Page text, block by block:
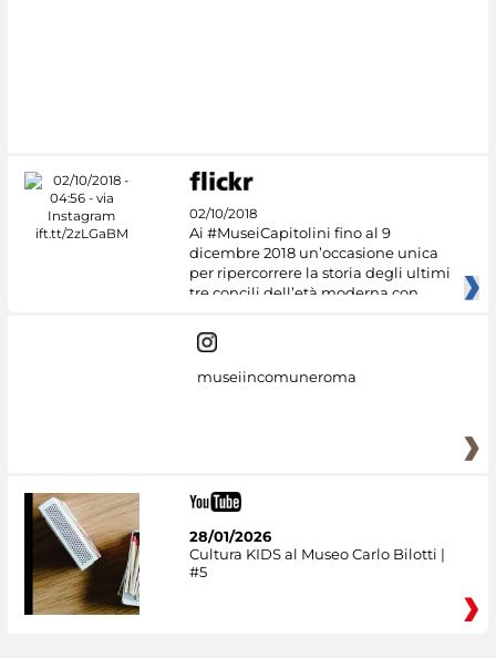
02/10/2018
Ai #MuseiCapitolini fino al 9
dicembre 2018 un’occasione unica
per ripercorrere la storia degli ultimi
tre concili dell’età moderna con
museiincomuneroma
28/01/2026
Cultura KIDS al Museo Carlo Bilotti |
#5